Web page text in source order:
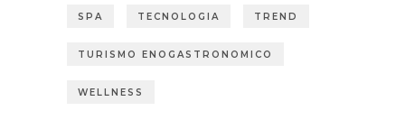
SPA TECNOLOGIA TREND
TURISMO ENOGASTRONOMICO
WELLNESS